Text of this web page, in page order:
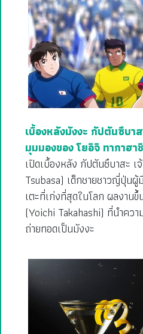
เบื้องหลังมังงะ กัปตันซึบ
มุมมองของ โยอิจิ ทากาฮาชิ
เปิดเบื้องหลัง กัปตันซึบาสะ
Tsubasa) เด็กชายชาวญี่ปุ่น
เตะที่เก่งที่สุดในโลก ผลงาน
(Yoichi Takahashi) ที่นำคว
ถ่ายทอดเป็นมังงะ